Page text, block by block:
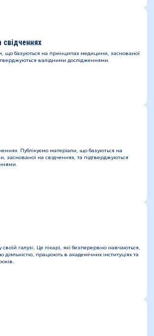
свідченнях
що базуються на принципах медицини, заснованої
валідними дослідженнями.
Публікуємо матеріали, що базуються на
заснованої на свідченнях, та підтверджуються
галузі. Це лікарі, які безперервно навчаються,
працюють в академічних інституціях та